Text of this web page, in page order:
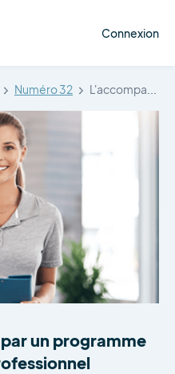
Connexion
Numéro 32
un programme